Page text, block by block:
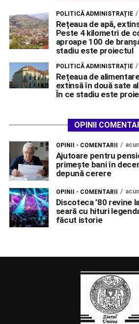
POLITICĂ ADMINISTRAȚIE
Rețeaua de apă,
Peste 4 kilometri de
aproape 100 de
stadiu este proiectul
POLITICĂ ADMINISTRAȚIE
Rețeaua de
extinsă în două sate
În ce stadiu este
OPINII
OPINII - COMENTARII
Ajutoare pentru
primește bani în
depună cerere
OPINII - COMENTARII
Discoteca ’80 revine
seară cu hituri
făcut istorie